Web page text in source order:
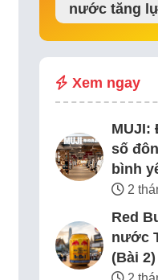
nước tăng
đế chế
Xem ngay
MUJI:
số
bình
2
Red
nước
(Bài 2)